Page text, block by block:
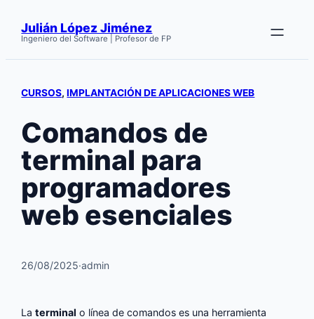
contenido
Julián López Jiménez
Ingeniero del Software | Profesor de FP
CURSOS, IMPLANTACIÓN DE APLICACIONES WEB
Comandos de
terminal para
programadores
web esenciales
26/08/2025·admin
Laterminal o línea de comandos es una herramienta